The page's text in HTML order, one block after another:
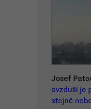
Josef
ovzduší je
stejně